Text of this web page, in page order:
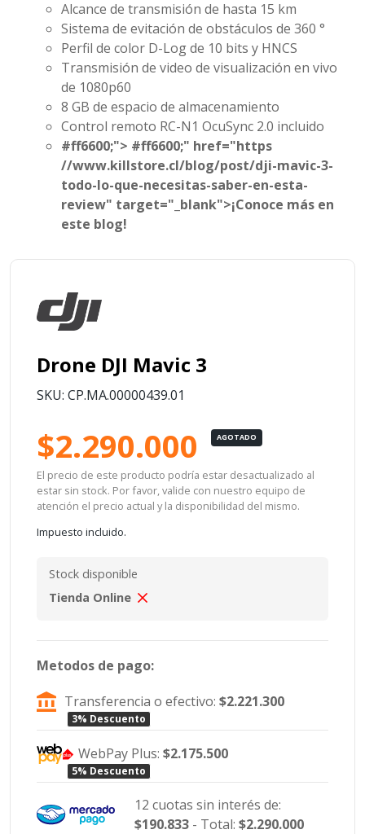
Alcance de transmisión de hasta 15 km
Sistema de evitación de obstáculos de 360 °
Perfil de color D-Log de 10 bits y HNCS
Transmisión de video de visualización en vivo
de 1080p60
8 GB de espacio de almacenamiento
Control remoto RC-N1 OcuSync 2.0 incluido
#ff6600;"> #ff6600;" href="https
//www.killstore.cl/blog/post/dji-mavic-3-
todo-lo-que-necesitas-saber-en-esta-
review" target="_blank">¡Conoce más en
este blog!
Drone DJI Mavic 3
SKU: CP.MA.00000439.01
$2.290.000 AGOTADO
El precio de este producto podría estar desactualizado al
estar sin stock. Por favor, valide con nuestro equipo de
atención el precio actual y la disponibilidad del mismo.
Impuesto incluido.
Stock disponible
Tienda Online
Metodos de pago:
Transferencia o efectivo:$2.221.300
3% Descuento
WebPay Plus:$2.175.500
5% Descuento
12 cuotas sin interés de:
$190.833- Total: $2.290.000